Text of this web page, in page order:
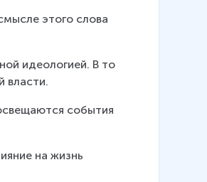
этого слова
идеологией. В то
власти.
события
на жизнь